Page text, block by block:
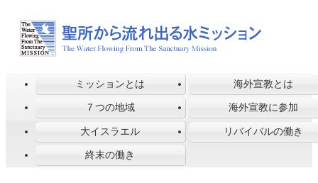
ミッションとは 海外宣教とは
７つの地域 海外宣教に参加
大イスラエル リバイバルの働き
終末の働き